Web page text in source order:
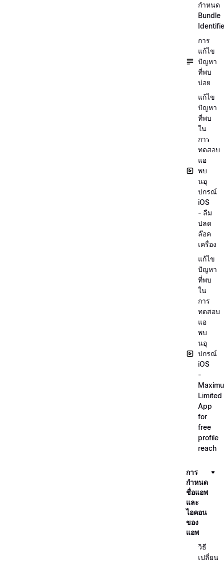
กำหนด
Bundle
การ
แก้ไข
ปัญหา
ที่พบ
บ่อย
แก้ไข
ปัญหา
ที่พบ
ใน
การ
ทดสอบ
แอ
พบ
นอุ
ปกรณ์
iOS
- ลืม
ปลด
ล๊อค
เครื่อง
แก้ไข
ปัญหา
ที่พบ
ใน
การ
ทดสอบ
แอ
พบ
นอุ
ปกรณ์
iOS
-
Limited
App
for
free
profile
reach
การ
กำหนด
ชื่อแอพ
และ
ไอคอน
ของ
แอพ
วิธี
เปลี่ยน